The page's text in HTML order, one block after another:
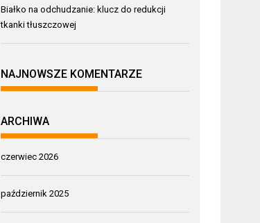
Białko na odchudzanie: klucz do redukcji
tkanki tłuszczowej
NAJNOWSZE KOMENTARZE
ARCHIWA
czerwiec 2026
październik 2025